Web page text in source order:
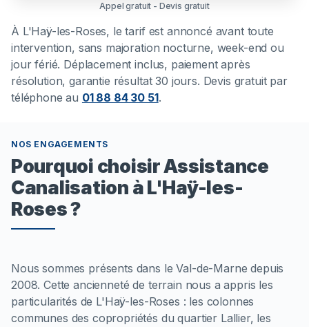
Appel gratuit - Devis gratuit
À L'Haÿ-les-Roses, le tarif est annoncé avant toute
intervention, sans majoration nocturne, week-end ou
jour férié. Déplacement inclus, paiement après
résolution, garantie résultat 30 jours. Devis gratuit par
téléphone au 01 88 84 30 51.
NOS ENGAGEMENTS
Pourquoi choisir Assistance
Canalisation à L'Haÿ-les-
Roses ?
Nous sommes présents dans le Val-de-Marne depuis
2008. Cette ancienneté de terrain nous a appris les
particularités de L'Haÿ-les-Roses : les colonnes
communes des copropriétés du quartier Lallier, les